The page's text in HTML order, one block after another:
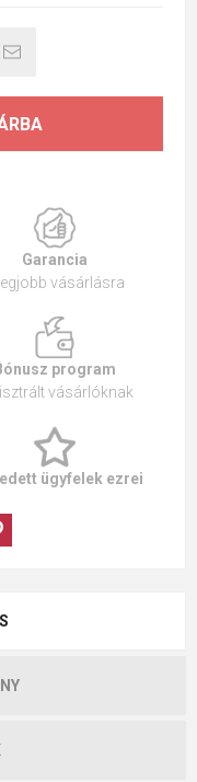
Garancia
vásárlásra
program
vásárlóknak
ügyfelek ezrei